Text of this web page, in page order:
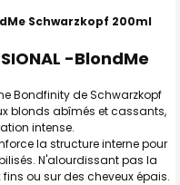
Schwarzkopf 200ml
-BlondMe
Bondfinity de Schwarzkopf
blonds abîmés et cassants,
intense.
la structure interne pour
N'alourdissant pas la
ou sur des cheveux épais.